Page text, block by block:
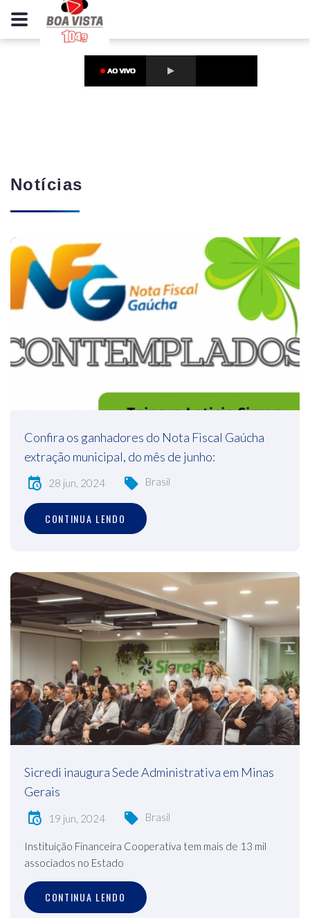
Notícias
Confira os ganhadores do Nota Fiscal Gaúcha
extração municipal, do mês de junho:
28 jun, 2024 Brasil
CONTINUA LENDO
Sicredi inaugura Sede Administrativa em Minas
Gerais
19 jun, 2024 Brasil
Instituição Financeira Cooperativa tem mais de 13 mil
associados no Estado
CONTINUA LENDO